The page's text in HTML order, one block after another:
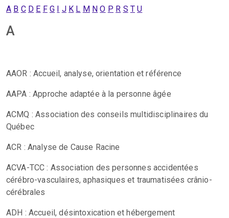
A B C D E F G I J K L M N O P R S T U
A
AAOR : Accueil, analyse, orientation et référence
AAPA : Approche adaptée à la personne âgée
ACMQ : Association des conseils multidisciplinaires du
Québec
ACR : Analyse de Cause Racine
ACVA-TCC : Association des personnes accidentées
cérébro-vasculaires, aphasiques et traumatisées crânio-
cérébrales
ADH : Accueil, désintoxication et hébergement